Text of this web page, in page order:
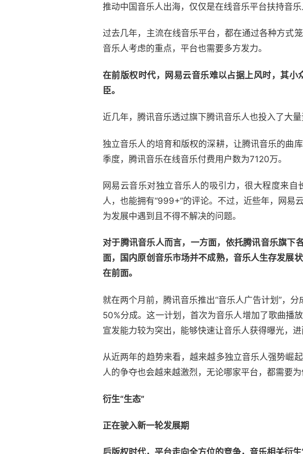
推动中国音乐人出海，仅仅是在线音乐平台扶持音乐
过去几年，主流在线音乐平台，都在通过各种方式
音乐人考虑的重点，平台也需要多方发力。
在前版权时代，网易云音乐难以占据上风时，其
臣。
近几年，腾讯音乐透过旗下腾讯音乐人也投入了大
独立音乐人的培育和版权的深耕，让腾讯音乐的曲
季度，腾讯音乐在线音乐付费用户数为7120万。
网易云音乐对独立音乐人的吸引力，很大程度来
人，也能拥有“999+”的评论。不过，近些年，网易
为发展中遇到且不得不解决的问题。
对于腾讯音乐人而言，一方面，依托腾讯音乐旗
面，国内原创音乐市场并不成熟，音乐人生存发展
在前面。
就在两个月前，腾讯音乐推出“音乐人广告计划”，
50%分成。这一计划，首次为音乐人增加了歌曲播
宣发能力较为突出，能够快速让音乐人获得曝光，
从近两年的趋势来看，越来越多独立音乐人强势崛
人的争夺也会越来越激烈，无论哪家平台，都需要为
衍生“生态”
正在驶入新一轮发展期